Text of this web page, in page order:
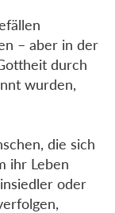
– aber in der
durch
wurden,
die sich
ihr Leben
oder